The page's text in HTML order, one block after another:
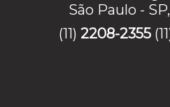
São Paulo -
(11) 2208-2355